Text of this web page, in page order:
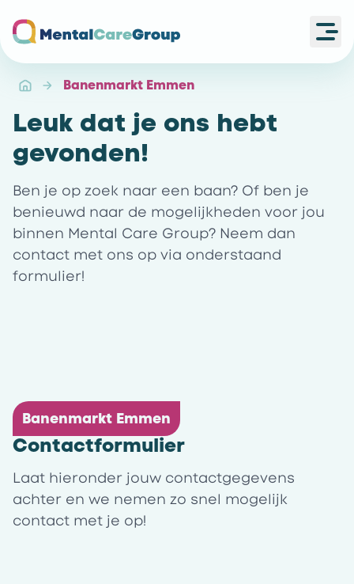
Banenmarkt Emmen
Leuk dat je ons hebt
gevonden!
Ben je op zoek naar een baan? Of ben je
benieuwd naar de mogelijkheden voor jou
binnen Mental Care Group? Neem dan
contact met ons op via onderstaand
formulier!
Contactformulier
Banenmarkt Emmen
Laat hieronder jouw contactgegevens
achter en we nemen zo snel mogelijk
contact met je op!